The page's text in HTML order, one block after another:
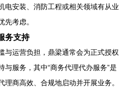
电安装、消防工程或相关领域有从业
先考虑。
务支持
与运营负担，鼎梁通常会为正式授权
与服务，其中“商务代理代办服务”是
商高效、合规地启动并开展业务。